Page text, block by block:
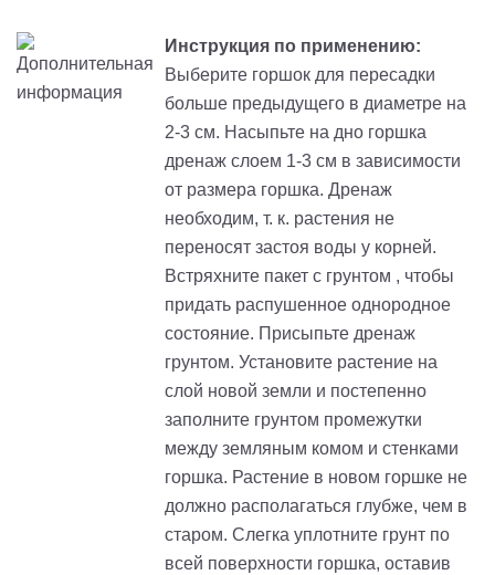
Инструкция по применению:
Выберите горшок для пересадки
больше предыдущего в диаметре на
2-3 см. Насыпьте на дно горшка
дренаж слоем 1-3 см в зависимости
от размера горшка. Дренаж
необходим, т. к. растения не
переносят застоя воды у корней.
Встряхните пакет с грунтом , чтобы
придать распушенное однородное
состояние. Присыпьте дренаж
грунтом. Установите растение на
слой новой земли и постепенно
заполните грунтом промежутки
между земляным комом и стенками
горшка. Растение в новом горшке не
должно располагаться глубже, чем в
старом. Слегка уплотните грунт по
всей поверхности горшка, оставив